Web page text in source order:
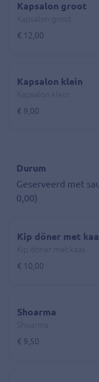
Kapsalon groot
€ 12,00
Kapsalon klein
€ 9,00
Durum
Geserveerd met
0,00)
Kip döner met
€ 10,00
Shoarma
€ 9,50